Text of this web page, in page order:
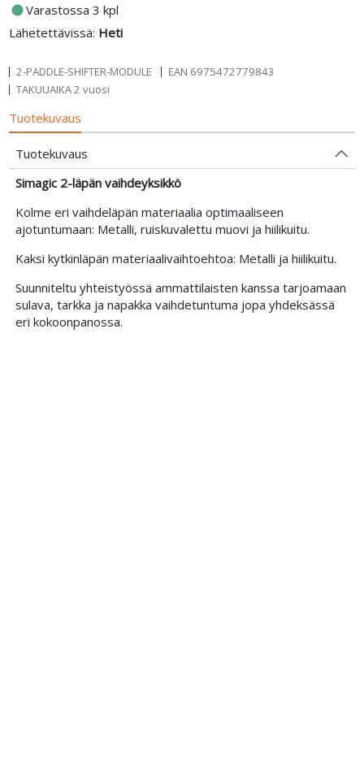
fiber_manual_recordVarastossa 3 kpl
Lähetettävissä: Heti
2-PADDLE-SHIFTER-MODULE EAN 6975472779843
TAKUUAIKA 2 vuosi
Tuotekuvaus
Tuotekuvaus
Simagic 2-läpän vaihdeyksikkö
Kolme eri vaihdeläpän materiaalia optimaaliseen
ajotuntumaan: Metalli, ruiskuvalettu muovi ja hiilikuitu.
Kaksi kytkinläpän materiaalivaihtoehtoa: Metalli ja hiilikuitu.
Suunniteltu yhteistyössä ammattilaisten kanssa tarjoamaan
sulava, tarkka ja napakka vaihdetuntuma jopa yhdeksässä
eri kokoonpanossa.